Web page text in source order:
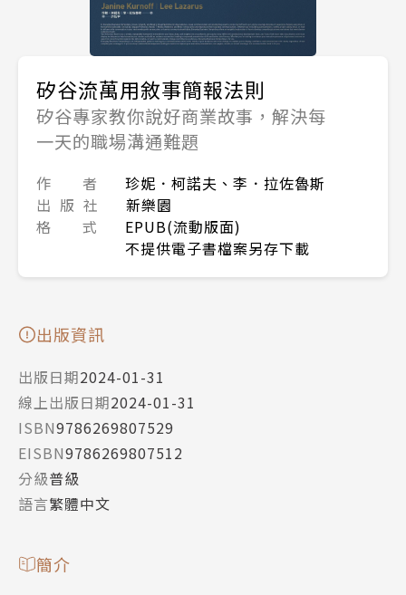
矽谷流萬用敘事簡報法則
矽谷專家教你說好商業故事，解決每
一天的職場溝通難題
作 者
珍妮．柯諾夫、李．拉佐魯斯
出 版 社
新樂園
格 式
EPUB(流動版面)
不提供電子書檔案另存下載
出版資訊
出版日期2024-01-31
線上出版日期2024-01-31
ISBN9786269807529
EISBN9786269807512
分級普級
語言繁體中文
簡介